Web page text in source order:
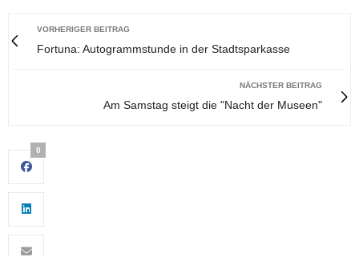
VORHERIGER BEITRAG
Fortuna: Autogrammstunde in der Stadtsparkasse
NÄCHSTER BEITRAG
Am Samstag steigt die "Nacht der Museen"
0